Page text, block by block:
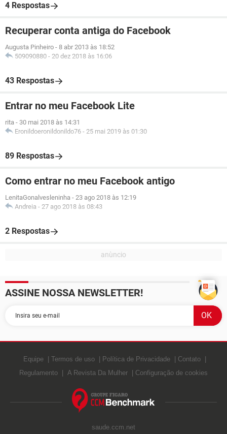
4 Respostas
Recuperar conta antiga do Facebook
Augusta Pinheiro - 8 abr 2013 às 18:52
509090880 - 20 dez 2018 às 16:06
43 Respostas
Entrar no meu Facebook Lite
rita - 30 mai 2018 às 14:31
Eronildoeronildonildo76 - 25 mai 2019 às 01:30
89 Respostas
Como entrar no meu Facebook antigo
LenitaGonalvesleninha - 23 ago 2018 às 12:19
Andreia - 27 ago 2018 às 08:43
2 Respostas
ASSINE NOSSA NEWSLETTER!
Equipe Termos de uso Política de Privacidade
Contato
Regulamento
A Revista Da Mulher Configuração de cookies
saude.ccm.net